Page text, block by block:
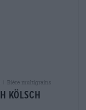
| Bière multigrains
kölsch